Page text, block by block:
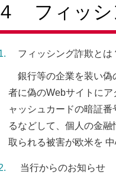
４ フィッシ
フィッシング詐欺とは
銀行等の企業を装い偽
者に偽のWebサイトに
ャッシュカードの暗証
るなどして、個人の金
取られる被害が欧米を
当行からのお知らせ